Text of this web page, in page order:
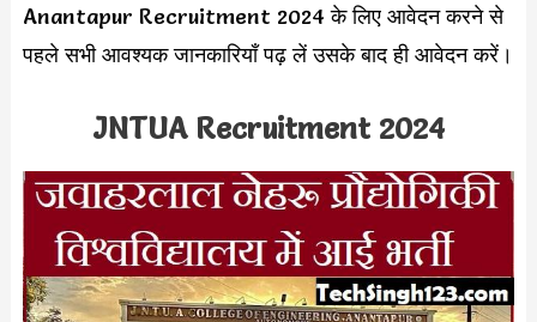
Anantapur Recruitment 2024 के लिए आवेदन करने से
पहले सभी आवश्यक जानकारियाँ पढ़ लें उसके बाद ही आवेदन करें।
JNTUA Recruitment 2024